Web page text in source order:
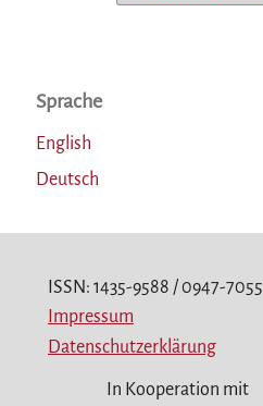
Sprache
English
Deutsch
ISSN: 1435-9588 / 0947-7055
Impressum
Datenschutzerklärung
In Kooperation mit